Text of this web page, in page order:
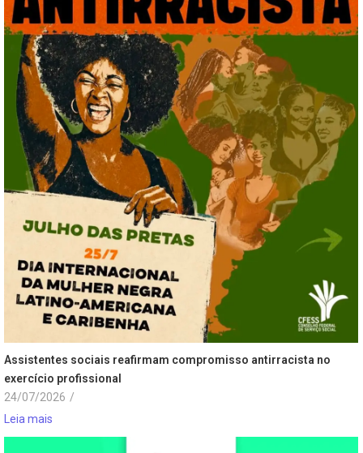
Assistentes sociais reafirmam compromisso antirracista no
exercício profissional
24/07/2026 /
Leia mais